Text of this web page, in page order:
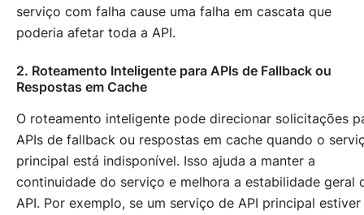
serviço com falha cause uma falha em cascata que
poderia afetar toda a API.
2. Roteamento Inteligente para APIs de Fallback ou
Respostas em Cache
O roteamento inteligente pode direcionar solicitações
APIs de fallback ou respostas em cache quando o
principal está indisponível. Isso ajuda a manter a
continuidade do serviço e melhora a estabilidade geral
API. Por exemplo, se um serviço de API principal estiver